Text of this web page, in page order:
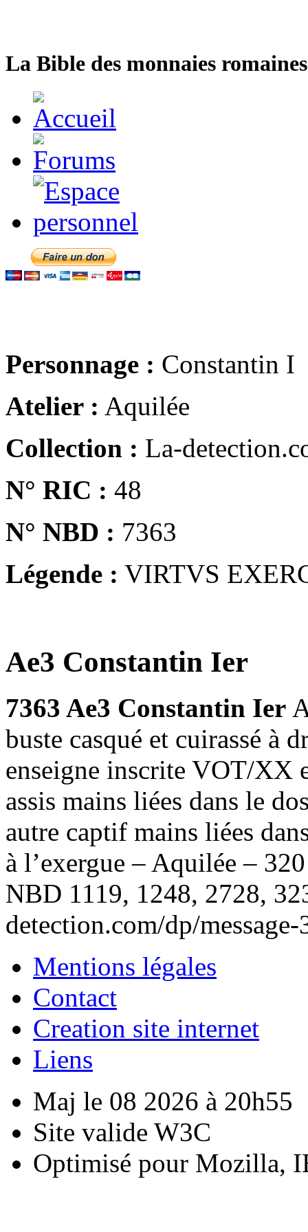
La Bible des monnaies
Personnage : Constantin I
Atelier : Aquilée
Collection : La-
N° RIC : 48
N° NBD : 7363
Légende : VIRTVS
Ae3 Constantin Ier
7363 Ae3 Constantin Ier
buste casqué et cuirassé
enseigne inscrite VOT/XX
assis mains liées dans le
autre captif mains liées
à l’exergue – Aquilée –
NBD 1119, 1248, 2728,
detection.com/dp/
Mentions légales
Contact
Creation site internet
Liens
Maj le 08 2026 à 20h55
Site valide W3C
Optimisé pour Mozilla,